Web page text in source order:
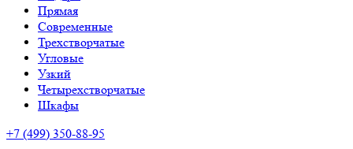
Прямая
Современные
Трехстворчатые
Угловые
Узкий
Четырехстворчатые
Шкафы
+7 (499) 350-88-95